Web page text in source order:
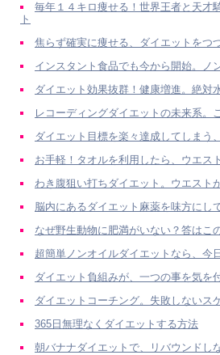
毎年１４キロ痩せる！世界王者と天才
ト
焦らず確実に痩せる、ダイエットをつ
インスタント食品でも今から開始。ノ
ダイエット効果抜群！健康増進。絶対
レコーディングダイエットの未来系。
ダイエット目標を楽々達成してしまう
お手軽！タオルを利用したら、ウエス
わき腹狙い打ちダイエット。ウエスト
脳内にあるダイエット麻薬を味方にし
なぜ野生動物に肥満がいない？答はこ
超簡単ノンオイルダイエットなら、今
ダイエット負組みが、一つの事を気を
ダイエットコーチング。失敗しないス
365日無理なくダイエットする方法
朝バナナダイエットで、リバウンドし